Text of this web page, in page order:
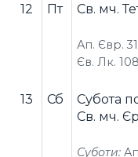
12 Пт Св. мч.
Ап. Євр.
Єв. Лк. 108
13 Сб
Субота
Св. мч.
Суботи: